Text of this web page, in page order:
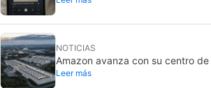
NOTICIAS
Amazon avanza con su centro
millones en California: crece la
Leer más